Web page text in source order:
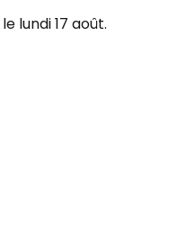
lundi 17 août.